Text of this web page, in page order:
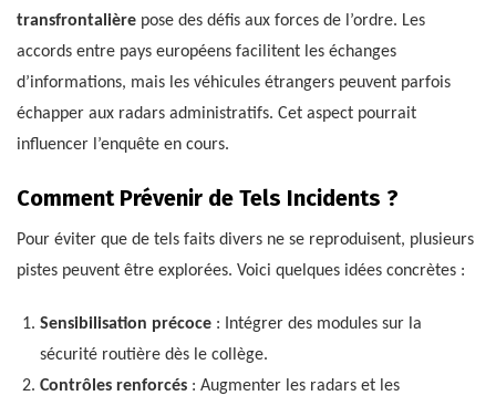
transfrontalière pose des défis aux forces de l’ordre. Les
accords entre pays européens facilitent les échanges
d’informations, mais les véhicules étrangers peuvent parfois
échapper aux radars administratifs. Cet aspect pourrait
influencer l’enquête en cours.
Comment Prévenir de Tels Incidents ?
Pour éviter que de tels faits divers ne se reproduisent, plusieurs
pistes peuvent être explorées. Voici quelques idées concrètes :
Sensibilisation précoce: Intégrer des modules sur la
sécurité routière dès le collège.
Contrôles renforcés: Augmenter les radars et les